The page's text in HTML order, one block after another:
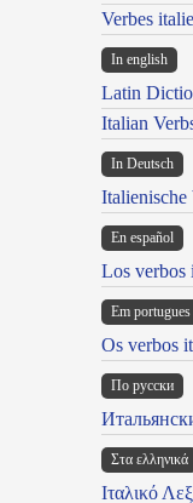
Verbes
In english
Latin
Italian
In Deutsch
Italienische
En español
Los verbos
Em portugues
Os verbos
По русски
Στα ελληνικά
Ιταλικό